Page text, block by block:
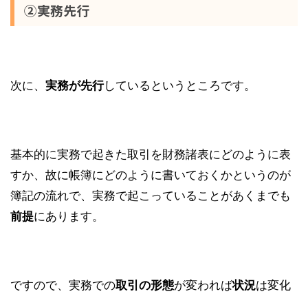
②実務先行
次に、 実務が先行しているというところです。
基本的に実務で起きた取引を財務諸表にどのように表
すか、故に帳簿にどのように書いておくかというのが
簿記の流れで、実務で起こっていることがあくまでも
前提にあります。
ですので、実務での取引の形態が変われば状況は変化